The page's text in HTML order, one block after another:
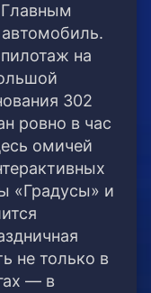
Главным
на
302
ровно в час
омичей
«Градусы» и
не только в
— в